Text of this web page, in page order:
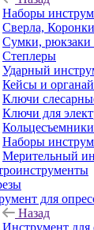
Наборы
Сверла, Коронки
Сумки, рюкзаки
Степлеры
Ударный
Кейсы и
Ключи
Ключи для
Кольцесъемники
Наборы
Мерительный
для
Назад
Инструмент